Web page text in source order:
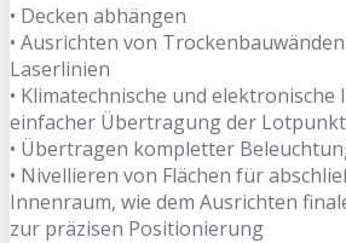
• Decken abhängen
• Ausrichten von
Laserlinien
• Klimatechnische und
einfacher Übertragung der
• Übertragen kompletter
• Nivellieren von Flächen für
Innenraum, wie dem Ausrichten
zur präzisen Positionierung